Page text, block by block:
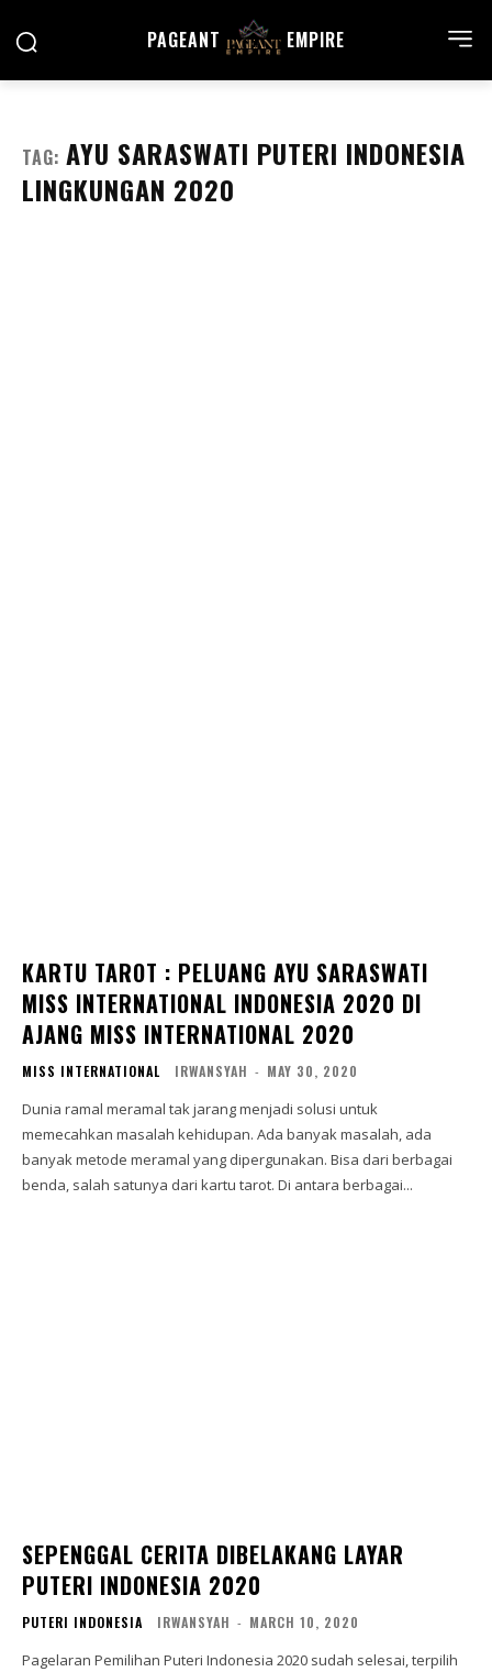
PAGEANT EMPIRE
TAG: AYU SARASWATI PUTERI INDONESIA
LINGKUNGAN 2020
KARTU TAROT : PELUANG AYU SARASWATI
MISS INTERNATIONAL INDONESIA 2020 DI
AJANG MISS INTERNATIONAL 2020
MISS INTERNATIONAL IRWANSYAH - MAY 30, 2020
Dunia ramal meramal tak jarang menjadi solusi untuk
memecahkan masalah kehidupan. Ada banyak masalah, ada
banyak metode meramal yang dipergunakan. Bisa dari berbagai
benda, salah satunya dari kartu tarot. Di antara berbagai...
SEPENGGAL CERITA DIBELAKANG LAYAR
PUTERI INDONESIA 2020
PUTERI INDONESIA IRWANSYAH - MARCH 10, 2020
Pagelaran Pemilihan Puteri Indonesia 2020 sudah selesai, terpilih